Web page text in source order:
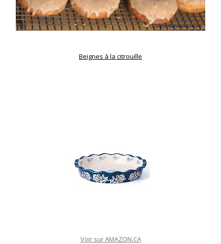
Beignes à la citrouille
Voir sur AMAZON.CA